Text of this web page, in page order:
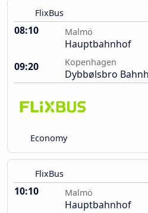
FlixBus
08:10 Malmö
Hauptbahnhof
09:20
Kopenhagen
Dybbølsbro
Economy
FlixBus
10:10 Malmö
Hauptbahnhof